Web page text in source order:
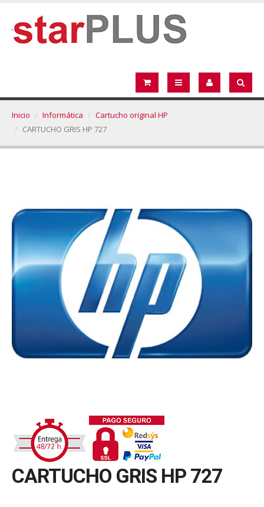
Inicio Informática
Cartucho original HP
CARTUCHO GRIS HP 727
CARTUCHO GRIS HP 727